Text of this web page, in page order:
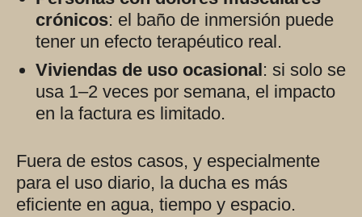
crónicos: el baño de inmersión puede
tener un efecto terapéutico real.
Viviendas de uso ocasional : si solo se
usa 1–2 veces por semana, el impacto
en la factura es limitado.
Fuera de estos casos, y especialmente
para el uso diario, la ducha es más
eficiente en agua, tiempo y espacio.